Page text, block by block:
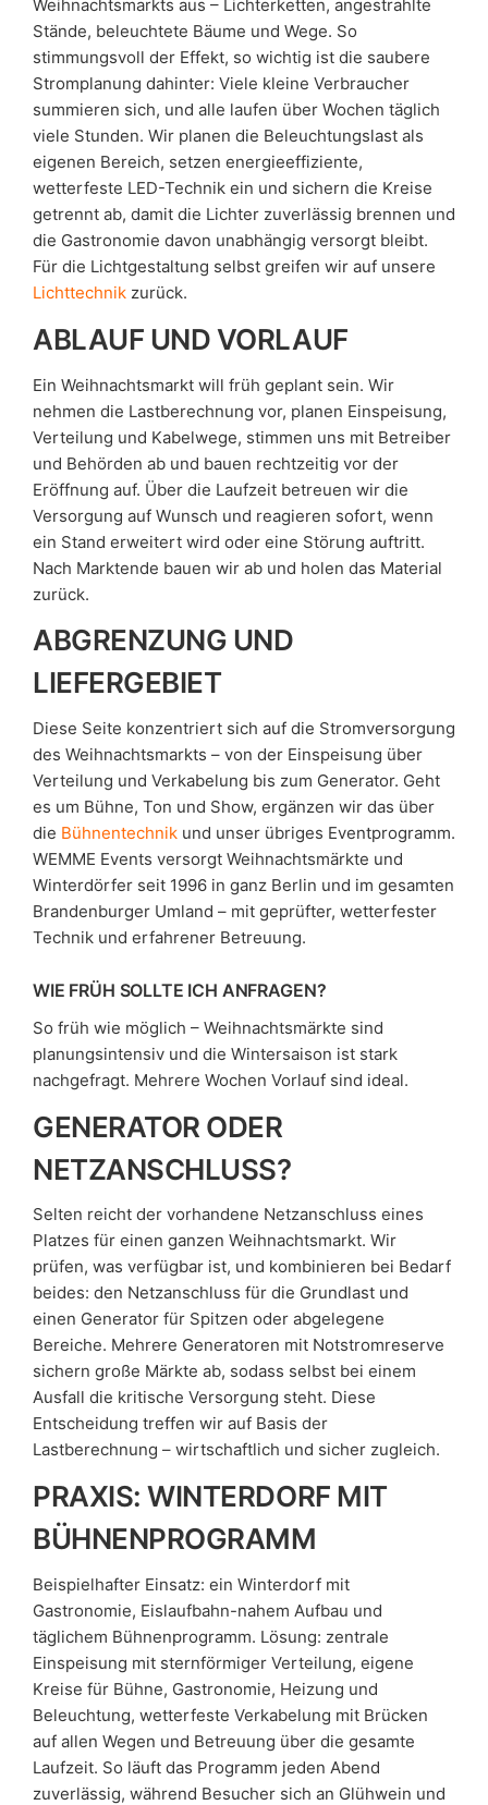
Weihnachtsmarkts aus – Lichterketten, angestrahlte
Stände, beleuchtete Bäume und Wege. So
stimmungsvoll der Effekt, so wichtig ist die saubere
Stromplanung dahinter: Viele kleine Verbraucher
summieren sich, und alle laufen über Wochen täglich
viele Stunden. Wir planen die Beleuchtungslast als
eigenen Bereich, setzen energieeffiziente,
wetterfeste LED-Technik ein und sichern die Kreise
getrennt ab, damit die Lichter zuverlässig brennen und
die Gastronomie davon unabhängig versorgt bleibt.
Für die Lichtgestaltung selbst greifen wir auf unsere
Lichttechnik zurück.
ABLAUF UND VORLAUF
Ein Weihnachtsmarkt will früh geplant sein. Wir
nehmen die Lastberechnung vor, planen Einspeisung,
Verteilung und Kabelwege, stimmen uns mit Betreiber
und Behörden ab und bauen rechtzeitig vor der
Eröffnung auf. Über die Laufzeit betreuen wir die
Versorgung auf Wunsch und reagieren sofort, wenn
ein Stand erweitert wird oder eine Störung auftritt.
Nach Marktende bauen wir ab und holen das Material
zurück.
ABGRENZUNG UND
LIEFERGEBIET
Diese Seite konzentriert sich auf die Stromversorgung
des Weihnachtsmarkts – von der Einspeisung über
Verteilung und Verkabelung bis zum Generator. Geht
es um Bühne, Ton und Show, ergänzen wir das über
die Bühnentechnik und unser übriges Eventprogramm.
WEMME Events versorgt Weihnachtsmärkte und
Winterdörfer seit 1996 in ganz Berlin und im gesamten
Brandenburger Umland – mit geprüfter, wetterfester
Technik und erfahrener Betreuung.
WIE FRÜH SOLLTE ICH ANFRAGEN?
So früh wie möglich – Weihnachtsmärkte sind
planungsintensiv und die Wintersaison ist stark
nachgefragt. Mehrere Wochen Vorlauf sind ideal.
GENERATOR ODER
NETZANSCHLUSS?
Selten reicht der vorhandene Netzanschluss eines
Platzes für einen ganzen Weihnachtsmarkt. Wir
prüfen, was verfügbar ist, und kombinieren bei Bedarf
beides: den Netzanschluss für die Grundlast und
einen Generator für Spitzen oder abgelegene
Bereiche. Mehrere Generatoren mit Notstromreserve
sichern große Märkte ab, sodass selbst bei einem
Ausfall die kritische Versorgung steht. Diese
Entscheidung treffen wir auf Basis der
Lastberechnung – wirtschaftlich und sicher zugleich.
PRAXIS: WINTERDORF MIT
BÜHNENPROGRAMM
Beispielhafter Einsatz: ein Winterdorf mit
Gastronomie, Eislaufbahn-nahem Aufbau und
täglichem Bühnenprogramm. Lösung: zentrale
Einspeisung mit sternförmiger Verteilung, eigene
Kreise für Bühne, Gastronomie, Heizung und
Beleuchtung, wetterfeste Verkabelung mit Brücken
auf allen Wegen und Betreuung über die gesamte
Laufzeit. So läuft das Programm jeden Abend
zuverlässig, während Besucher sich an Glühwein und